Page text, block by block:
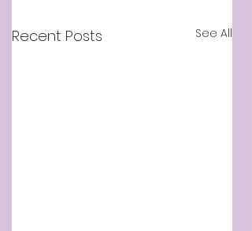
Recent Posts See All